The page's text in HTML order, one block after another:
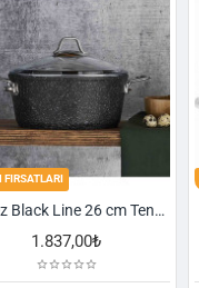
Falez Black Line 26 cm Tencere
KASIM FIRSATLARI